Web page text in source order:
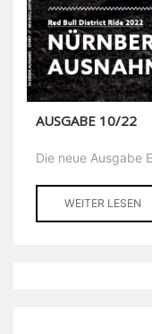
AUSGABE 10/22
Die neue Ausgabe
WEITER LESEN